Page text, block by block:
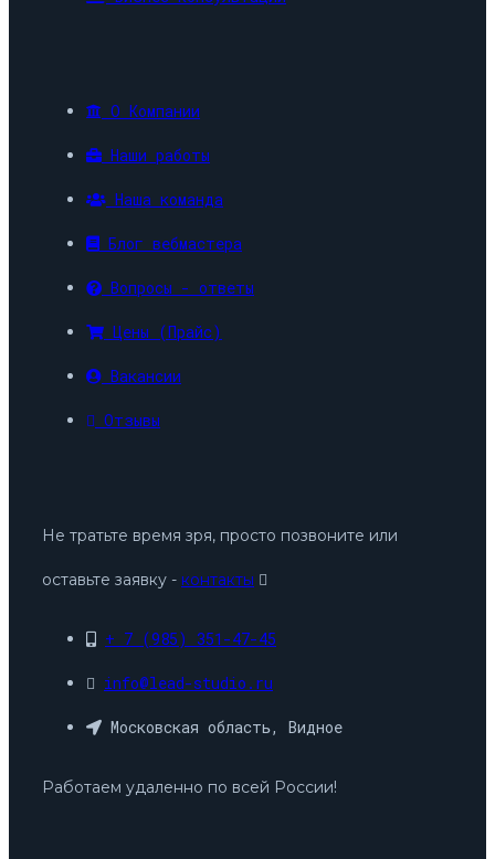
О Компании
Наши работы
Наша команда
Блог вебмастера
Вопросы - ответы
Цены (Прайс)
Вакансии
Отзывы
Не тратьте время зря, просто позвоните или
оставьте заявку - контакты
+ 7 (985) 351-47-45
info@lead-studio.ru
Московская область, Видное
Работаем удаленно по всей России!